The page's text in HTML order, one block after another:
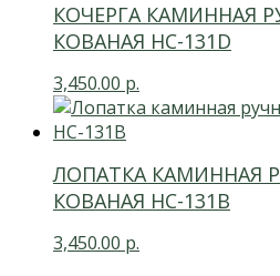
КОЧЕРГА КАМИННАЯ
КОВАНАЯ НС-131D
3,450.00 р.
ЛОПАТКА КАМИННАЯ
КОВАНАЯ НС-131В
3,450.00 р.